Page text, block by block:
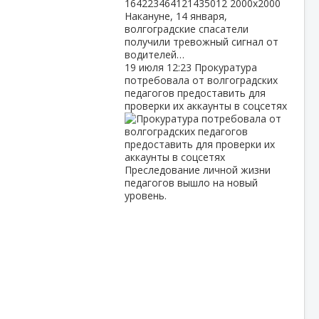
Накануне, 14 января,
волгоградские спасатели
получили тревожный сигнал от
водителей…
19 июля 12:23 Прокуратура
потребовала от волгоградских
педагогов предоставить для
проверки их аккаунты в соцсетях
Преследование личной жизни
педагогов вышло на новый
уровень.